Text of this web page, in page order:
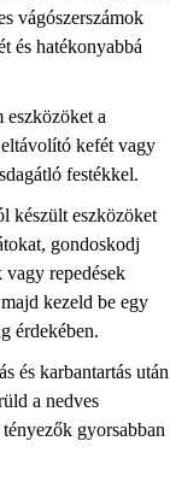
vágószerszámok
és hatékonyabbá
a
eltávolító kefét vagy
festékkel.
készült eszközöket
gondoskodj
vagy repedések
kezeld be egy
érdekében.
és karbantartás után
a nedves
gyorsabban